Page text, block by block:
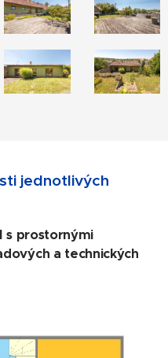
jednotlivých
s prostornými
a technických